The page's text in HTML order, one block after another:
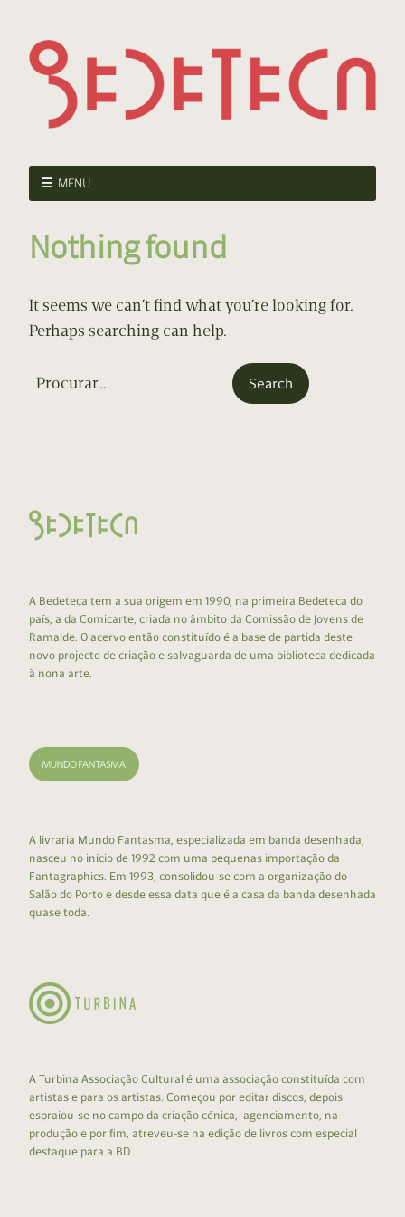
MENU
Nothing found
It seems we can’t find what you’re looking for.
Perhaps searching can help.
A Bedeteca tem a sua origem em 1990, na primeira Bedeteca do
país, a da Comicarte, criada no âmbito da Comissão de Jovens de
Ramalde. O acervo então constituído é a base de partida deste
novo projecto de criação e salvaguarda de uma biblioteca dedicada
à nona arte.
A livraria Mundo Fantasma, especializada em banda desenhada,
nasceu no início de 1992 com uma pequenas importação da
Fantagraphics. Em 1993, consolidou-se com a organização do
Salão do Porto e desde essa data que é a casa da banda desenhada
quase toda.
A Turbina Associação Cultural é uma associação constituída com
artistas e para os artistas. Começou por editar discos, depois
espraiou-se no campo da criação cénica, agenciamento, na
produção e por fim, atreveu-se na edição de livros com especial
destaque para a BD.